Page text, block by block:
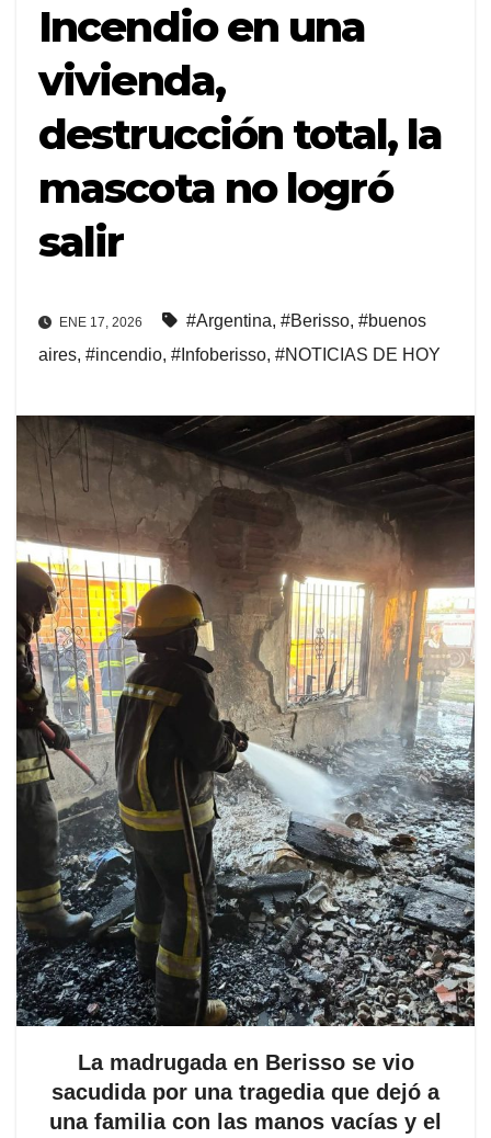
Incendio en una
vivienda,
destrucción total, la
mascota no logró
salir
ENE 17, 2026 #Argentina, #Berisso, #buenos
aires, #incendio, #Infoberisso, #NOTICIAS DE HOY
La madrugada en Berisso se vio
sacudida por una tragedia que dejó a
una familia con las manos vacías y el